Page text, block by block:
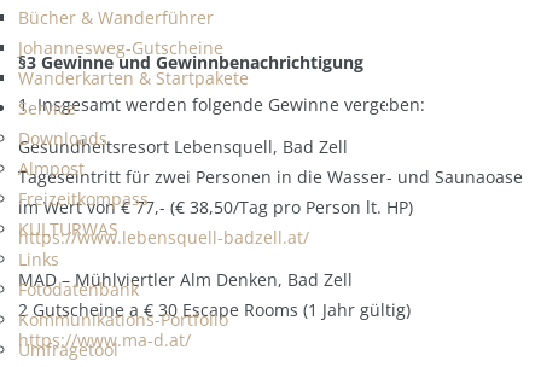
Bücher & Wanderführer
Johannesweg-Gutscheine
Wanderkarten & Startpakete
Service
Downloads
Almpost
Freizeitkompass
KULTURWAS
Links
Fotodatenbank
Kommunikations-Portfolio
Umfragetool
§3 Gewinne und Gewinnbenachrichtigung
1. Insgesamt werden folgende Gewinne vergeben:
Gesundheitsresort Lebensquell, Bad Zell
Tageseintritt für zwei Personen in die Wasser- und Saunaoase
im Wert von € 77,- (€ 38,50/Tag pro Person lt. HP)
https://www.lebensquell-badzell.at/
MAD – Mühlviertler Alm Denken, Bad Zell
2 Gutscheine a € 30 Escape Rooms (1 Jahr gültig)
https://www.ma-d.at/